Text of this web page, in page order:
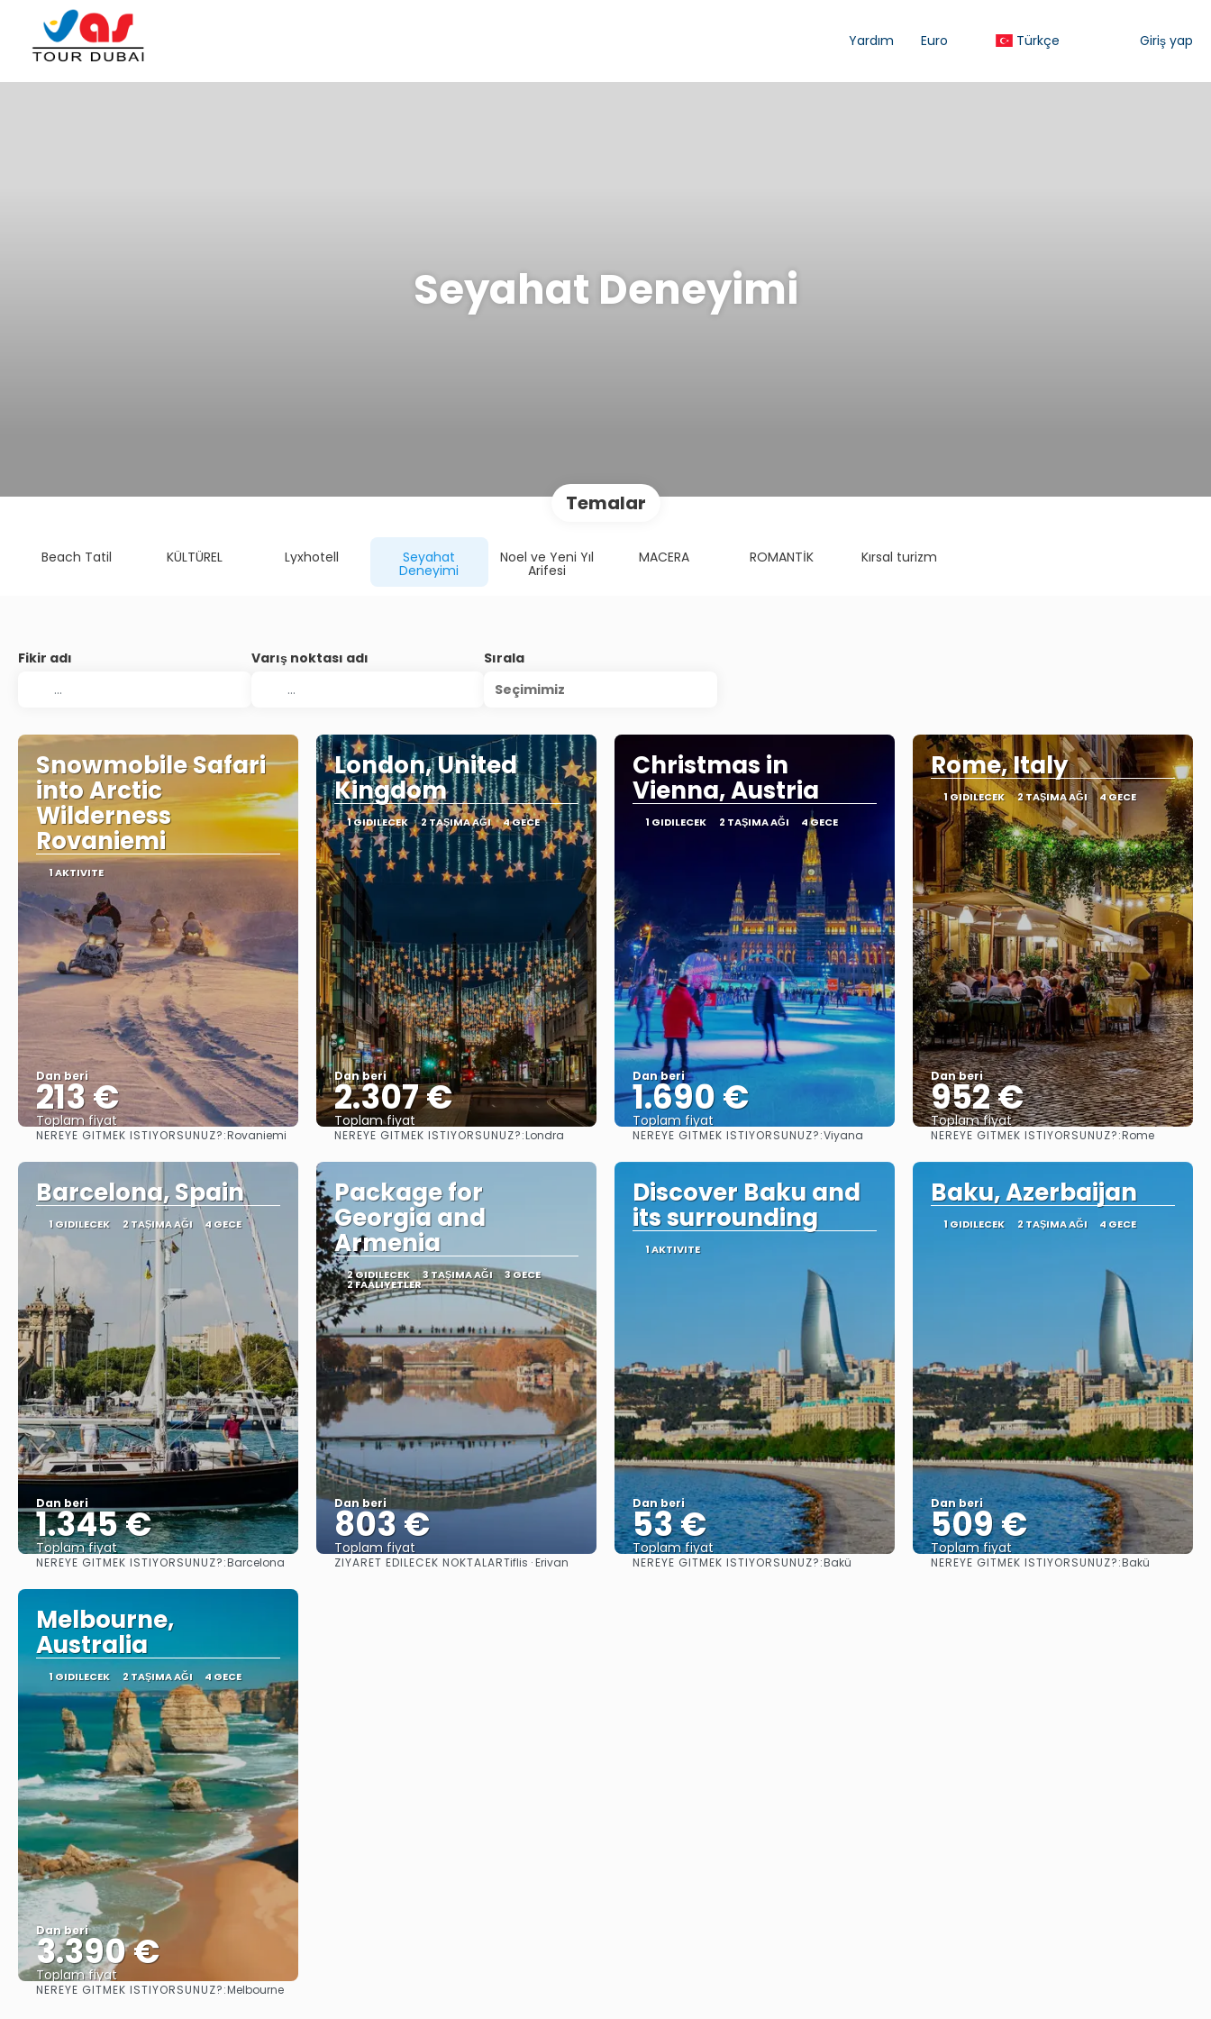
Yardım Euro Türkçe Giriş yap
Seyahat Deneyimi
Temalar
Beach Tatil KÜLTÜREL Lyxhotell Seyahat
Deneyimi
Noel ve Yeni Yıl
Arifesi
MACERA ROMANTİK Kırsal turizm
Fikir adı Varış noktası adı
Sırala
Seçimimiz
Snowmobile Safari
into Arctic
Wilderness
Rovaniemi
1 AKTIVITE
Dan beri
213 €
Toplam fiyat
Görüntüle
NEREYE GITMEK ISTIYORSUNUZ?:Rovaniemi
London, United
Kingdom
1 GIDILECEK 2 TAŞIMA AĞI 4 GECE
Dan beri
2.307 €
Toplam fiyat
Görüntüle
NEREYE GITMEK ISTIYORSUNUZ?:Londra
Christmas in
Vienna, Austria
1 GIDILECEK 2 TAŞIMA AĞI 4 GECE
Dan beri
1.690 €
Toplam fiyat
Görüntüle
NEREYE GITMEK ISTIYORSUNUZ?:Viyana
Rome, Italy
1 GIDILECEK 2 TAŞIMA AĞI 4 GECE
Dan beri
952 €
Toplam fiyat
Görüntüle
NEREYE GITMEK ISTIYORSUNUZ?:Rome
Barcelona, Spain
1 GIDILECEK 2 TAŞIMA AĞI 4 GECE
Dan beri
1.345 €
Toplam fiyat
Görüntüle
NEREYE GITMEK ISTIYORSUNUZ?:Barcelona
Package for
Georgia and
Armenia
2 GIDILECEK 3 TAŞIMA AĞI 3 GECE
2 FAALIYETLER
Dan beri
803 €
Toplam fiyat
Görüntüle
ZIYARET EDILECEK NOKTALARTiflis · Erivan
Discover Baku and
its surrounding
1 AKTIVITE
Dan beri
53 €
Toplam fiyat
Görüntüle
NEREYE GITMEK ISTIYORSUNUZ?:Bakü
Baku, Azerbaijan
1 GIDILECEK 2 TAŞIMA AĞI 4 GECE
Dan beri
509 €
Toplam fiyat
Görüntüle
NEREYE GITMEK ISTIYORSUNUZ?:Bakü
Melbourne,
Australia
1 GIDILECEK 2 TAŞIMA AĞI 4 GECE
Dan beri
3.390 €
Toplam fiyat
Görüntüle
NEREYE GITMEK ISTIYORSUNUZ?:Melbourne